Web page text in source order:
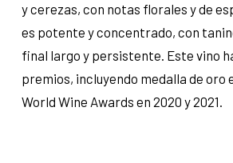
y cerezas, con notas florales y de
es potente y concentrado, con
final largo y persistente. Este vino
premios, incluyendo medalla de oro
World Wine Awards en 2020 y 2021.